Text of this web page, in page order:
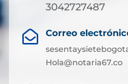
3042727487
 Correo
Hola@notaria67.co